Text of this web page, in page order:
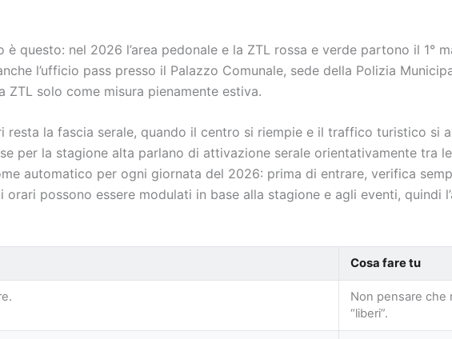
questo: nel 2026 l’area pedonale e la ZTL rossa e verde partono il 1°
l’ufficio pass presso il Palazzo Comunale, sede della Polizia
solo come misura pienamente estiva.
resta la fascia serale, quando il centro si riempie e il traffico turistico si
per la stagione alta parlano di attivazione serale orientativamente tra
automatico per ogni giornata del 2026: prima di entrare, verifica
orari possono essere modulati in base alla stagione e agli eventi, quindi
Cosa fare tu
Non pensare che
“liberi”.